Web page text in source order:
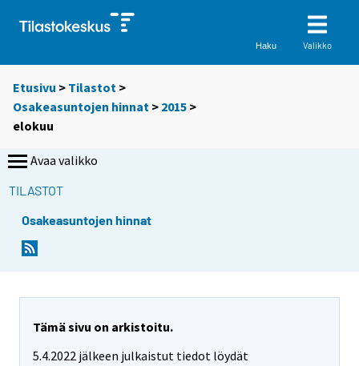
Haku Valikko
Etusivu > Tilastot >
Osakeasuntojen hinnat > 2015 >
elokuu
Avaa valikko
TILASTOT
Osakeasuntojen hinnat
Tämä sivu on arkistoitu.
5.4.2022 jälkeen julkaistut tiedot löydät